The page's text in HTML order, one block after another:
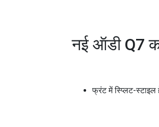
नई ऑडी Q7
फ्रंट में स्प्लिट-